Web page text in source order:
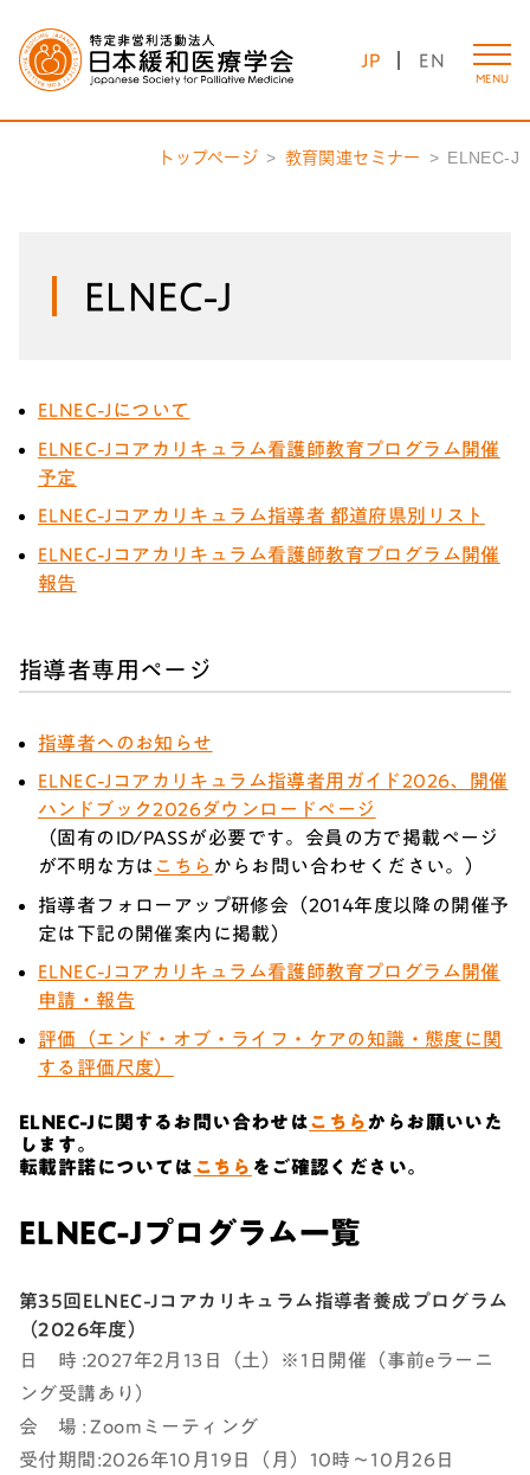
JP EN
MENU
トップページ 教育関連セミナー ELNEC-J
ELNEC-J
ELNEC-Jについて
ELNEC-Jコアカリキュラム看護師教育プログラム開催
予定
ELNEC-Jコアカリキュラム指導者 都道府県別リスト
ELNEC-Jコアカリキュラム看護師教育プログラム開催
報告
指導者専用ページ
指導者へのお知らせ
ELNEC-Jコアカリキュラム指導者用ガイド2026、開催
ハンドブック2026ダウンロードページ
（固有のID/PASSが必要です。会員の方で掲載ページ
が不明な方は こちら からお問い合わせください。）
指導者フォローアップ研修会（2014年度以降の開催予
定は下記の開催案内に掲載）
ELNEC-Jコアカリキュラム看護師教育プログラム開催
申請・報告
評価（エンド・オブ・ライフ・ケアの知識・態度に関
する評価尺度）
ELNEC-Jに関するお問い合わせはこちら からお願いいた
します。
転載許諾については こちら をご確認ください。
ELNEC-Jプログラム一覧
第35回ELNEC-Jコアカリキュラム指導者養成プログラム
（2026年度）
日 時 :2027年2月13日（土）※1日開催（事前eラーニ
ング受講あり）
会 場 : Zoomミーティング
受付期間:2026年10月19日（月）10時～10月26日